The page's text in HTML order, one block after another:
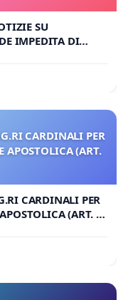
SU
IMPEDITA DI
CARDINALI PER
APOSTOLICA (ART.
CARDINALI PER
(ART. 3